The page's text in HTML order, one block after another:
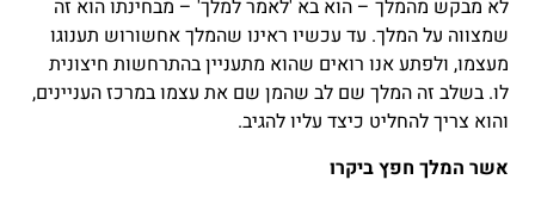
לא מבקש מהמלך – הוא בא 'לאמר למלך' – מבחינתו הוא זה
שמצווה על המלך. עד עכשיו ראינו שהמלך אחשורוש תענוגו
מעצמו, ולפתע אנו רואים שהוא מתעניין בהתרחשות חיצונית
לו. בשלב זה המלך שם לב שהמן שם את עצמו במרכז העניינים,
והוא צריך להחליט כיצד עליו להגיב.
אשר המלך חפץ ביקרו